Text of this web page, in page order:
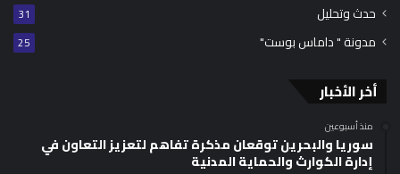
حدث وتحليل 31
مدونة " داماس بوست" 25
أخر الأخبار
منذ أسبوعين
سوريا والبحرين توقعان مذكرة تفاهم لتعزيز التعاون في
إدارة الكوارث والحماية المدنية